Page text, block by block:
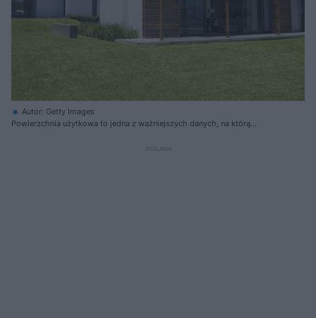
Autor: Getty Images
Powierzchnia użytkowa to jedna z ważniejszych danych, na którą